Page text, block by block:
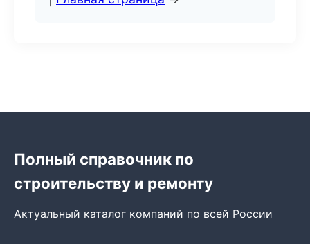
Полный справочник по
строительству и ремонту
Актуальный каталог компаний по всей России